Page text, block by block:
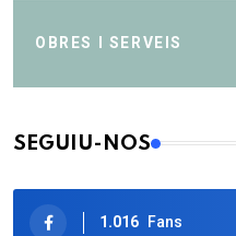
OBRES I SERVEIS
SEGUIU-NOS
1.016 Fans